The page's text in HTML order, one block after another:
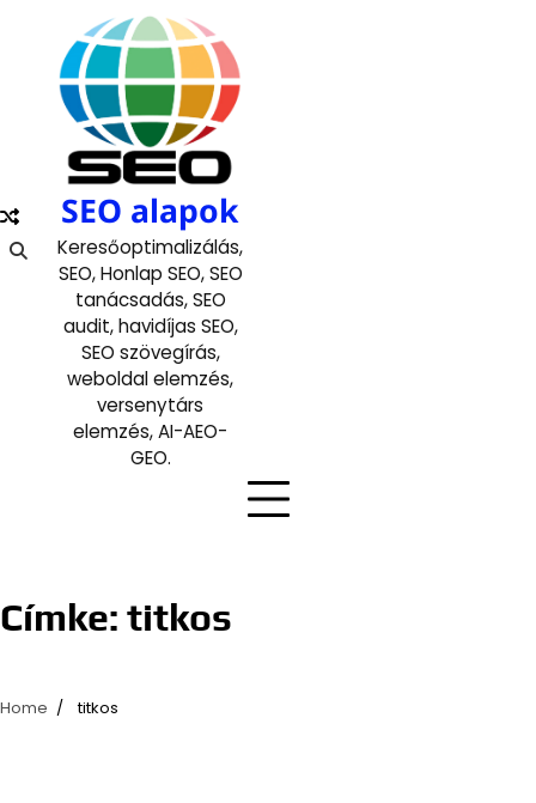
content
SEO alapok
Keresőoptimalizálás,
SEO, Honlap SEO, SEO
tanácsadás, SEO
audit, havidíjas SEO,
SEO szövegírás,
weboldal elemzés,
versenytárs
elemzés, AI-AEO-
GEO.
Címke: titkos
Home titkos